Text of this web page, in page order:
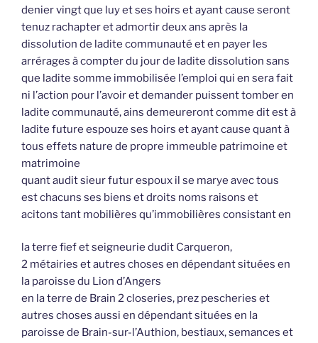
denier vingt que luy et ses hoirs et ayant cause seront
tenuz rachapter et admortir deux ans après la
dissolution de ladite communauté et en payer les
arrérages à compter du jour de ladite dissolution sans
que ladite somme immobilisée l’emploi qui en sera fait
ni l’action pour l’avoir et demander puissent tomber en
ladite communauté, ains demeureront comme dit est à
ladite future espouze ses hoirs et ayant cause quant à
tous effets nature de propre immeuble patrimoine et
matrimoine
quant audit sieur futur espoux il se marye avec tous
est chacuns ses biens et droits noms raisons et
acitons tant mobilières qu’immobilières consistant en
la terre fief et seigneurie dudit Carqueron,
2 métairies et autres choses en dépendant situées en
la paroisse du Lion d’Angers
en la terre de Brain 2 closeries, prez pescheries et
autres choses aussi en dépendant situées en la
paroisse de Brain-sur-l’Authion, bestiaux, semances et